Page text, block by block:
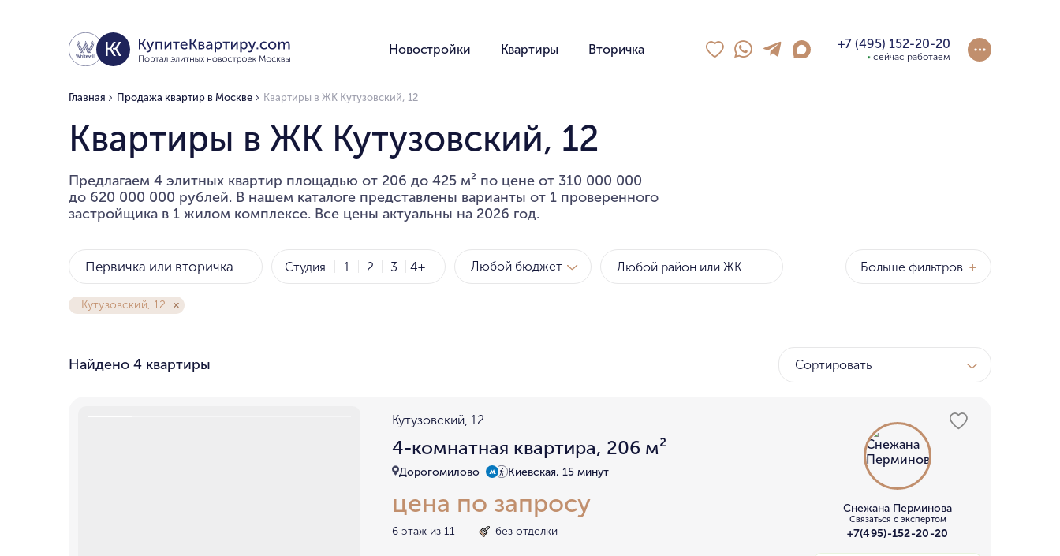
Новостройки Квартиры Вторичка +7 (495) 152-20-20
сейчас работаем
Главная Продажа квартир в Москве Квартиры в ЖК Кутузовский, 12
Квартиры в ЖК Кутузовский, 12
Предлагаем 4 элитных квартир площадью от 206 до 425 м² по цене от 310 000 000
до 620 000 000 рублей. В нашем каталоге представлены варианты от 1 проверенного
застройщика в 1 жилом комплексе. Все цены актуальны на 2026 год.
Первичка или вторичка Студия 1 2 3 4+ Любой бюджет
до 15 миллионов 15-30 миллионов
30-50 миллионов
70-100 миллионов
на Патриарших на Чистых
в Долине реки Сетунь
внутри Садового Кольца
Больше фильтров +
Кутузовский, 12
Найдено 4 квартиры Сортировать
Кутузовский, 12
4-комнатная квартира, 206 м²
Дорогомилово Киевская, 15 минут
цена по запросу
6 этаж из 11 без отделки
Снежана Перминова
Связаться с экспертом
+7(495)-152-20-20